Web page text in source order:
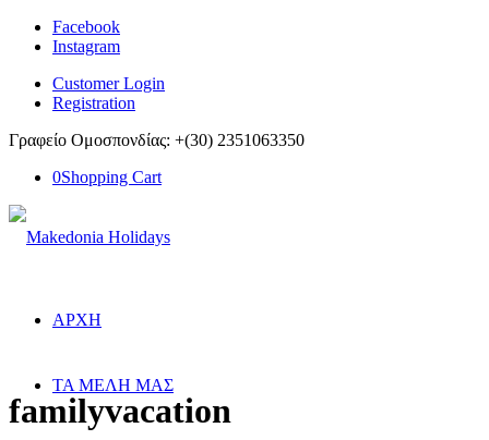
Facebook
Instagram
Customer Login
Registration
Γραφείο Ομοσπονδίας: +(30) 2351063350
0Shopping Cart
ΑΡΧΗ
ΤΑ ΜΕΛΗ ΜΑΣ
familyvacation